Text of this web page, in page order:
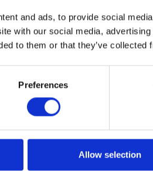
and ads, to provide social
with our social media,
to them or that they’ve
Preferences
Allow selection